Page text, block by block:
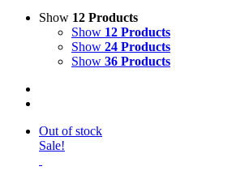
Show 12 Products
Show 12 Products
Show 24 Products
Show 36 Products
Out of stock
Sale!